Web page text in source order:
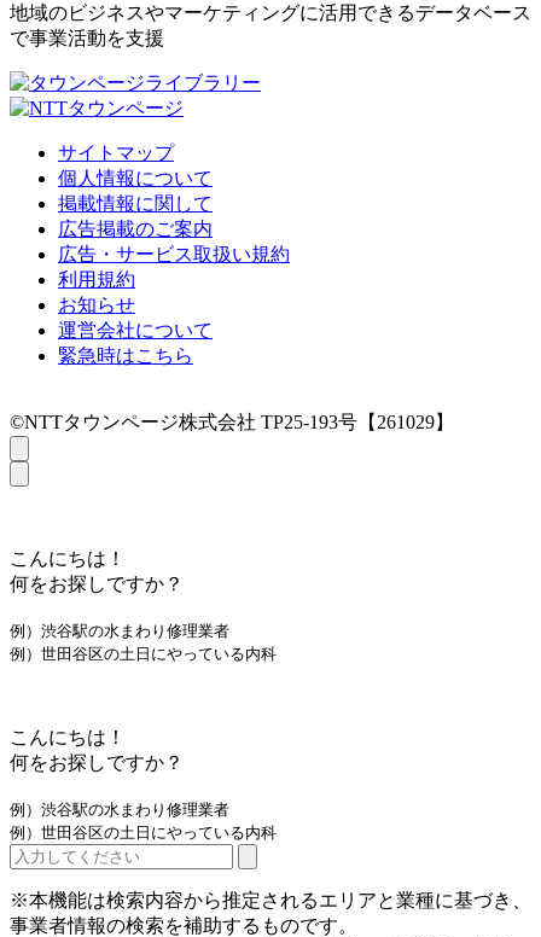
地域のビジネスやマーケティングに活用できるデータベース
で事業活動を支援
サイトマップ
個人情報について
掲載情報に関して
広告掲載のご案内
広告・サービス取扱い規約
利用規約
お知らせ
運営会社について
緊急時はこちら
©NTTタウンページ株式会社 TP25-193号【261029】
こんにちは！
何をお探しですか？
例）渋谷駅の水まわり修理業者
例）世田谷区の土日にやっている内科
こんにちは！
何をお探しですか？
例）渋谷駅の水まわり修理業者
例）世田谷区の土日にやっている内科
※本機能は検索内容から推定されるエリアと業種に基づき、
事業者情報の検索を補助するものです。